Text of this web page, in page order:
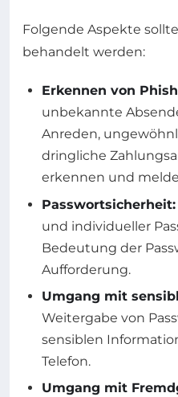
Folgende Aspekte
behandelt werden:
Erkennen von
unbekannte
Anreden,
dringliche
erkennen und
Passwortsicherheit:
und individueller
Bedeutung der
Aufforderung.
Umgang mit
Weitergabe von
sensiblen
Telefon.
Umgang mit